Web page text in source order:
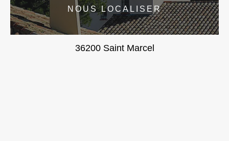
NOUS LOCALISER
36200 Saint Marcel